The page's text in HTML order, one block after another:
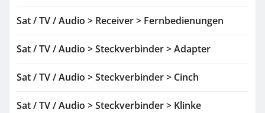
Sat / TV / Audio > Receiver > Fernbedienungen
Sat / TV / Audio > Steckverbinder > Adapter
Sat / TV / Audio > Steckverbinder > Cinch
Sat / TV / Audio > Steckverbinder > Klinke